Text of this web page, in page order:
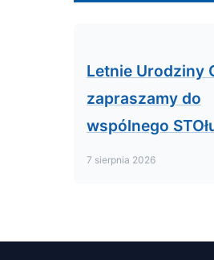
Letnie Urodziny
zapraszamy do
wspólnego
7 sierpnia 2026